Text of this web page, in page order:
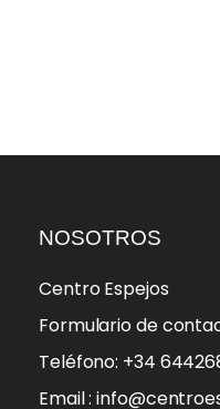
NOSOTROS
Centro Espejos
Formulario de
Teléfono: +34
Email :